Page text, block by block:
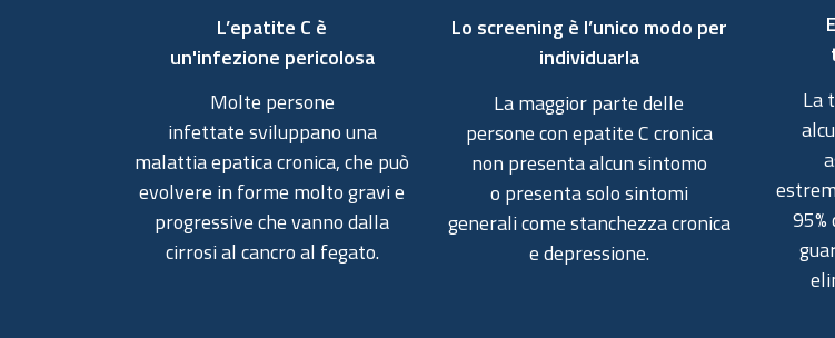
L’epatite C è
un'infezione pericolosa
Molte persone
infettate sviluppano una
malattia epatica cronica, che può
evolvere in forme molto gravi e
progressive che vanno dalla
cirrosi al cancro al fegato.
Lo screening è l’unico modo per
individuarla
La maggior parte delle
persone con epatite C cronica
non presenta alcun sintomo
o presenta solo sintomi
generali come stanchezza cronica
e depressione.
La